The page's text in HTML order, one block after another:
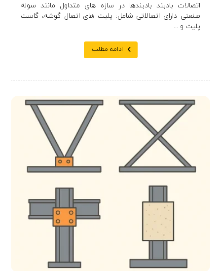
اتصالات بادبند بادبندها در سازه های متداول مانند سوله
صنعتی دارای اتصالاتی شامل: پلیت های اتصال گوشه، گاست
پلیت و ...
ادامه مطلب